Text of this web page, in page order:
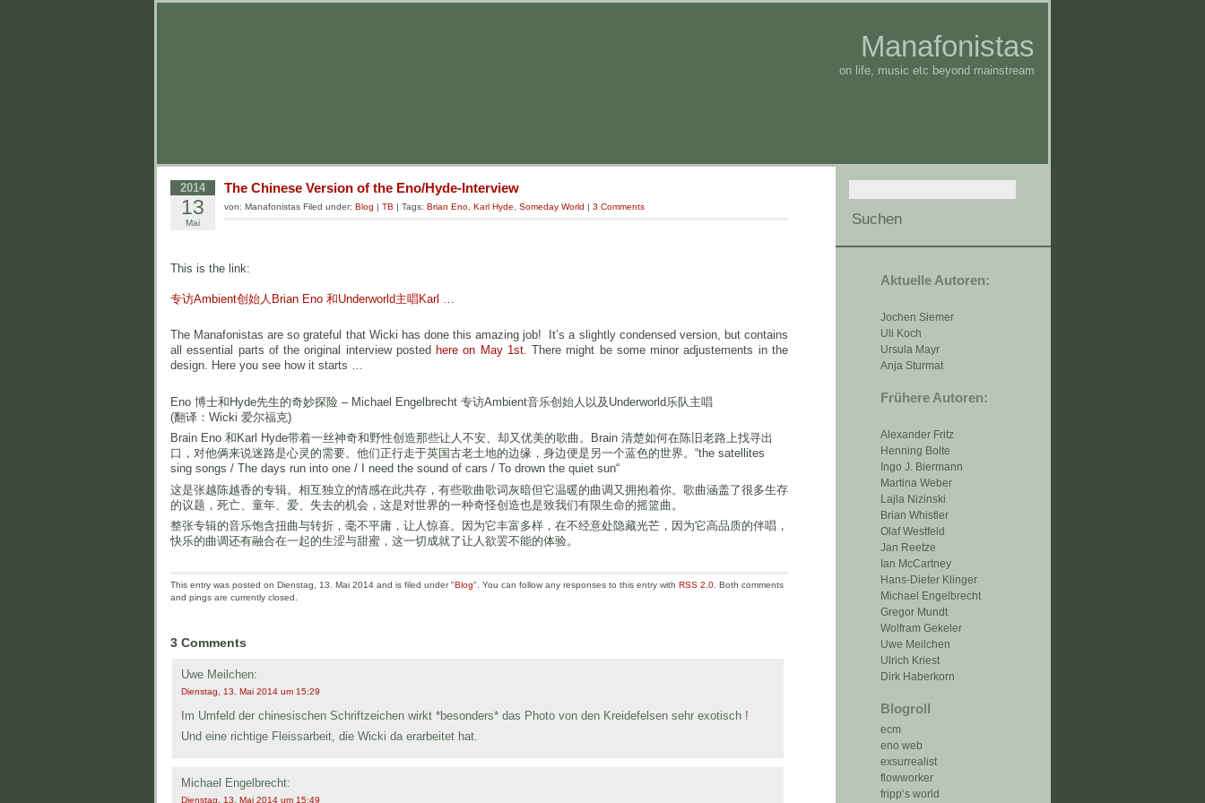
Manafonistas
on life, music etc beyond mainstream
Aktuelle Autoren:
Jochen Siemer
Uli Koch
Ursula Mayr
Anja Sturmat
Frühere Autoren:
Alexander Fritz
Henning Bolte
Ingo J. Biermann
Martina Weber
Lajla Nizinski
Brian Whistler
Olaf Westfeld
Jan Reetze
Ian McCartney
Hans-Dieter Klinger
Michael Engelbrecht
Gregor Mundt
Wolfram Gekeler
Uwe Meilchen
Ulrich Kriest
Dirk Haberkorn
Blogroll
ecm
eno web
exsurrealist
flowworker
fripp‘s world
2014
13
Mai
The Chinese Version of the Eno/Hyde-Interview
von: Manafonistas Filed under: Blog | TB | Tags: Brian Eno Karl Hyde Someday World | 3 Comments
This is the link:
专访Ambient创始人Brian Eno 和Underworld主唱Karl …
The Manafonistas are so grateful that Wicki has done this amazing job! It’s a slightly condensed version, but contains
all essential parts of the original interview posted here on May 1st. There might be some minor adjustements in the
design. Here you see how it starts …
Eno 博士和Hyde先生的奇妙探险 – Michael Engelbrecht 专访Ambient音乐创始人以及Underworld乐队主唱
(翻译：Wicki 爱尔福克)
Brain Eno 和Karl Hyde带着一丝神奇和野性创造那些让人不安、却又优美的歌曲。Brain 清楚如何在陈旧老路上找寻出
口，对他俩来说迷路是心灵的需要。他们正行走于英国古老土地的边缘，身边便是另一个蓝色的世界。“the satellites
sing songs / The days run into one / I need the sound of cars / To drown the quiet sun“
这是张越陈越香的专辑。相互独立的情感在此共存，有些歌曲歌词灰暗但它温暖的曲调又拥抱着你。歌曲涵盖了很多生存
的议题，死亡、童年、爱、失去的机会，这是对世界的一种奇怪创造也是致我们有限生命的摇篮曲。
整张专辑的音乐饱含扭曲与转折，毫不平庸，让人惊喜。因为它丰富多样，在不经意处隐藏光芒，因为它高品质的伴唱，
快乐的曲调还有融合在一起的生涩与甜蜜，这一切成就了让人欲罢不能的体验。
This entry was posted on Dienstag, 13. Mai 2014 and is filed under "Blog". You can follow any responses to this entry with RSS 2.0. Both comments
and pings are currently closed.
3 Comments
Uwe Meilchen:
Dienstag, 13. Mai 2014 um 15:29
Im Umfeld der chinesischen Schriftzeichen wirkt *besonders* das Photo von den Kreidefelsen sehr exotisch !
Und eine richtige Fleissarbeit, die Wicki da erarbeitet hat.
Michael Engelbrecht:
Dienstag, 13. Mai 2014 um 15:49